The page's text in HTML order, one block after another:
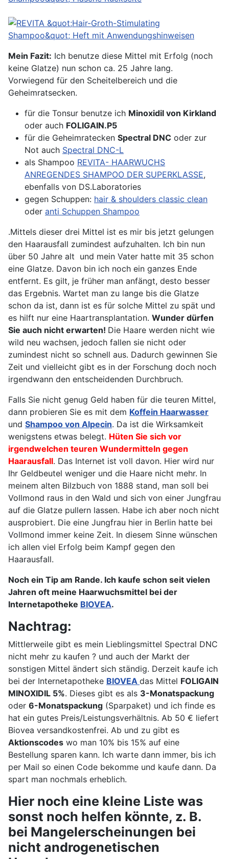
Mein Fazit: Ich benutze diese Mittel mit Erfolg (noch
keine Glatze) nun schon ca. 25 Jahre lang.
Vorwiegend für den Scheitelbereich und die
Geheimratsecken.
für die Tonsur benutze ich Minoxidil von Kirkland
oder auch FOLIGAIN.P5
für die Geheimratecken Spectral DNC oder zur
Not auch Spectral DNC-L
als Shampoo REVITA- HAARWUCHS
ANREGENDES SHAMPOO DER SUPERKLASSE,
ebenfalls von DS.Laboratories
gegen Schuppen: hair & shoulders classic clean
oder anti Schuppen Shampoo
.Mittels dieser drei Mittel ist es mir bis jetzt gelungen
den Haarausfall zumindest aufzuhalten. Ich bin nun
über 50 Jahre alt und mein Vater hatte mit 35 schon
eine Glatze. Davon bin ich noch ein ganzes Ende
entfernt. Es gilt, je früher man anfängt, desto besser
das Ergebnis. Wartet man zu lange bis die Glatze
schon da ist, dann ist es für solche Mittel zu spät und
es hilft nur eine Haartransplantation. Wunder dürfen
Sie auch nicht erwarten! Die Haare werden nicht wie
wild neu wachsen, jedoch fallen sie nicht oder
zumindest nicht so schnell aus. Dadurch gewinnen Sie
Zeit und vielleicht gibt es in der Forschung doch noch
irgendwann den entscheidenden Durchbruch.
Falls Sie nicht genug Geld haben für die teuren Mittel,
dann probieren Sie es mit dem Koffein Haarwasser
und Shampoo von Alpecin. Da ist die Wirksamkeit
wenigstens etwas belegt. Hüten Sie sich vor
irgendwelchen teuren Wundermitteln gegen
Haarausfall. Das Internet ist voll davon. Hier wird nur
Ihr Geldbeutel weniger und die Haare nicht mehr. In
meinem alten Bilzbuch von 1888 stand, man soll bei
Vollmond raus in den Wald und sich von einer Jungfrau
auf die Glatze pullern lassen. Habe ich aber noch nicht
ausprobiert. Die eine Jungfrau hier in Berlin hatte bei
Vollmond immer keine Zeit. In diesem Sinne wünschen
ich allen viel Erfolg beim Kampf gegen den
Haarausfall.
Noch ein Tip am Rande. Ich kaufe schon seit vielen
Jahren oft meine Haarwuchsmittel bei der
Internetapotheke BIOVEA.
Nachtrag:
Mittlerweile gibt es mein Lieblingsmittel Spectral DNC
nicht mehr zu kaufen ? und auch der Markt der
sonstigen Mittel ändert sich ständig. Derzeit kaufe ich
bei der Internetapotheke BIOVEA das Mittel FOLIGAIN
MINOXIDIL 5%. Dieses gibt es als 3-Monatspackung
oder 6-Monatspackung (Sparpaket) und ich finde es
hat ein gutes Preis/Leistungsverhältnis. Ab 50 € liefert
Biovea versandkostenfrei. Ab und zu gibt es
Aktionscodes wo man 10% bis 15% auf eine
Bestellung sparen kann. Ich warte dann immer, bis ich
per Mail so einen Code bekomme und kaufe dann. Da
spart man nochmals erheblich.
Hier noch eine kleine Liste was
sonst noch helfen könnte, z. B.
bei Mangelerscheinungen bei
nicht androgenetischen